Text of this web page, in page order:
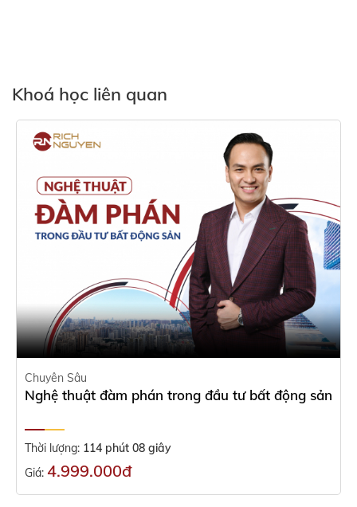
Khoá học liên quan
Chuyên Sâu
Nghệ thuật đàm phán trong đầu tư bất động sản
Thời lượng: 114 phút 08 giây
Giá: 4.999.000đ